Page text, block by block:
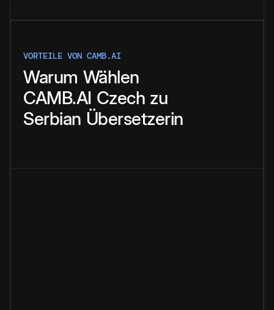
VORTEILE VON CAMB.AI
Warum Wählen
CAMB.AI Czech zu
Serbian Übersetzerin